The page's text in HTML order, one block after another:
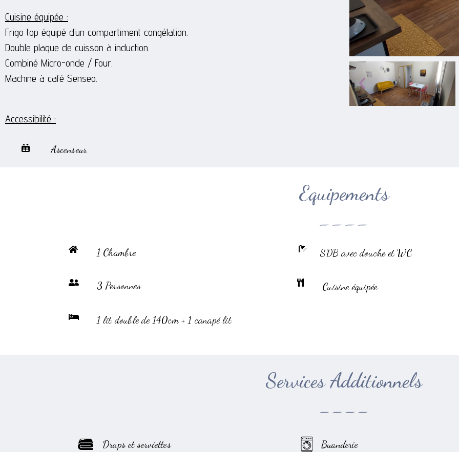
Cuisine équipée :
Frigo top équipé d’un compartiment congélation.
Double plaque de cuisson à induction.
Combiné Micro-onde / Four.
Machine à café Senseo.
Accessibilité :
Ascenseur
Equipements
----
1 Chambre SDB avec douche et WC
3 Personnes Cuisine équipée
1 lit double de 140cm + 1 canapé lit
Services Additionnels
----
Draps et serviettes Buanderie